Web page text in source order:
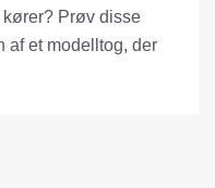
Prøv disse
af et modelltog, der